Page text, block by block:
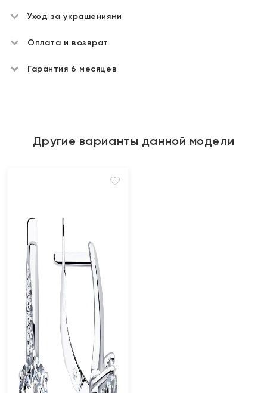
Уход за украшениями
Оплата и возврат
Гарантия 6 месяцев
Другие варианты данной модели